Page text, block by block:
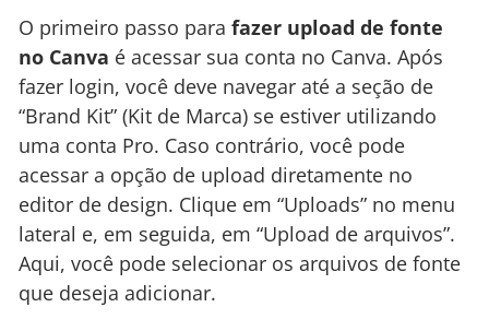
O primeiro passo para fazer upload de fonte
no Canva é acessar sua conta no Canva. Após
fazer login, você deve navegar até a seção de
“Brand Kit” (Kit de Marca) se estiver utilizando
uma conta Pro. Caso contrário, você pode
acessar a opção de upload diretamente no
editor de design. Clique em “Uploads” no menu
lateral e, em seguida, em “Upload de arquivos”.
Aqui, você pode selecionar os arquivos de fonte
que deseja adicionar.